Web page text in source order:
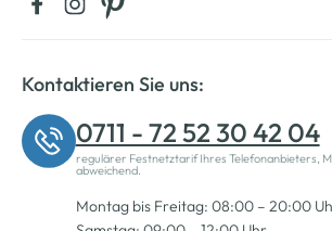
Kontaktieren Sie uns:
0711 - 72 52 30 42 04
regulärer Festnetztarif Ihres Telefonanbieters,
abweichend.
Montag bis Freitag: 08:00 – 20:00